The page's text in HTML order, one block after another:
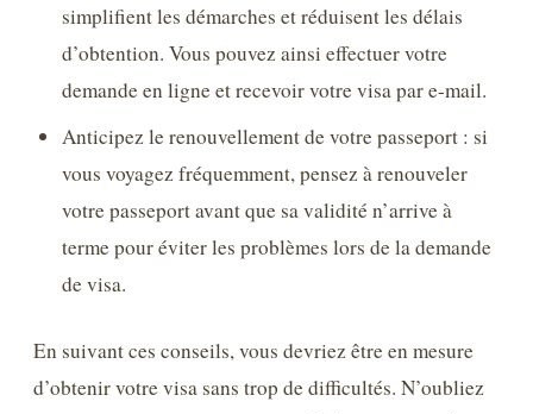
simplifient les démarches et réduisent les délais
d’obtention. Vous pouvez ainsi effectuer votre
demande en ligne et recevoir votre visa par e-mail.
Anticipez le renouvellement de votre passeport : si
vous voyagez fréquemment, pensez à renouveler
votre passeport avant que sa validité n’arrive à
terme pour éviter les problèmes lors de la demande
de visa.
En suivant ces conseils, vous devriez être en mesure
d’obtenir votre visa sans trop de difficultés. N’oubliez